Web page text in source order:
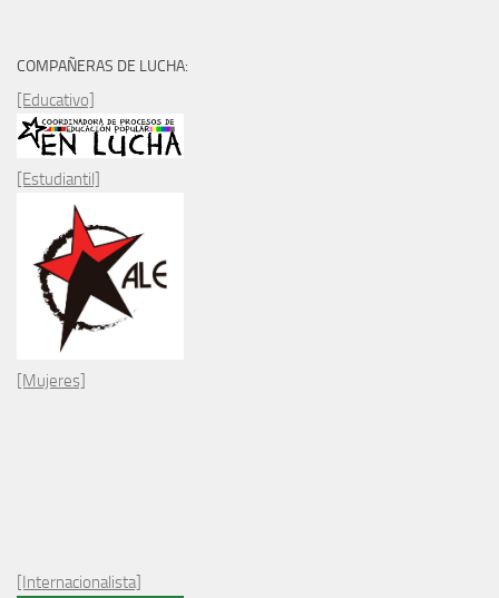
COMPAÑERAS DE LUCHA:
[Educativo]
[Estudiantil]
[Mujeres]
[Internacionalista]